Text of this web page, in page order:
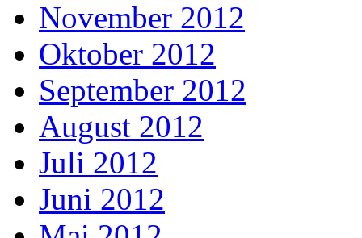
November 2012
Oktober 2012
September 2012
August 2012
Juli 2012
Juni 2012